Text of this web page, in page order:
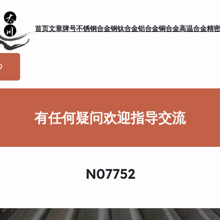
首页文章牌号不锈钢合金钢钛合金铝合金铜合金高温合金精
有任何疑问欢迎指导交流
N07752